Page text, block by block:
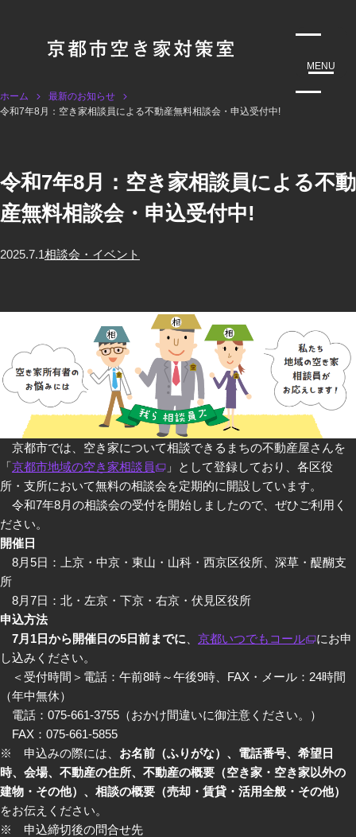
MENU
ホーム
最新のお知らせ
令和7年8月：空き家相談員による不動産無料相談会・申込受付中!
令和7年8月：空き家相談員による不動
産無料相談会・申込受付中!
2025.7.1相談会・イベント
京都市では、空き家について相談できるまちの不動産屋さんを
「京都市地域の空き家相談員
」として登録しており、各区役
所・支所において無料の相談会を定期的に開設しています。
令和7年8月の相談会の受付を開始しましたので、ぜひご利用く
ださい。
開催日
8月5日：上京・中京・東山・山科・西京区役所、深草・醍醐支
所
8月7日：北・左京・下京・右京・伏見区役所
申込方法
7月1日から開催日の5日前までに
京都いつでもコール
にお申
し込みください。
＜受付時間＞電話：午前8時～午後9時、FAX・メール：24時間
（年中無休）
電話：075-661-3755（おかけ間違いに御注意ください。）
FAX：075-661-5855
※ 申込みの際には、 お名前（ふりがな）、電話番号、希望日
時、会場、不動産の住所、不動産の概要（空き家・空き家以外の
建物・その他）、相談の概要（売却・賃貸・活用全般・その他）
をお伝えください。
※ 申込締切後の問合せ先